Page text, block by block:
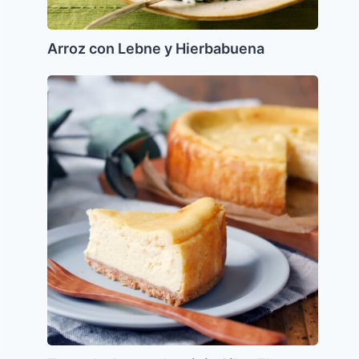
Arroz con Lebne y Hierbabuena
Torta
Queso
de
mi
tia
Silvy